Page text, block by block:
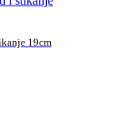
19cm﻿